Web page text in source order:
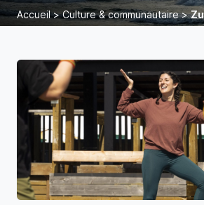
Accueil>Culture & communautaire>